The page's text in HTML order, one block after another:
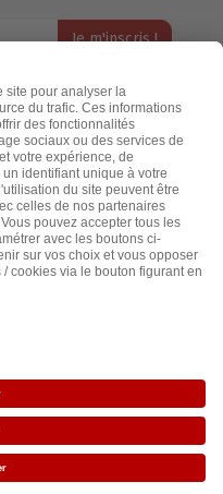
politique de confidentialité,